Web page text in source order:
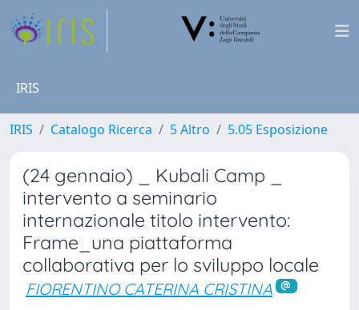
IRIS
IRIS Catalogo Ricerca 5 Altro 5.05 Esposizione
(24 gennaio) _ Kubali Camp _
intervento a seminario
internazionale titolo intervento:
Frame_una piattaforma
collaborativa per lo sviluppo locale
FIORENTINO CATERINA CRISTINA